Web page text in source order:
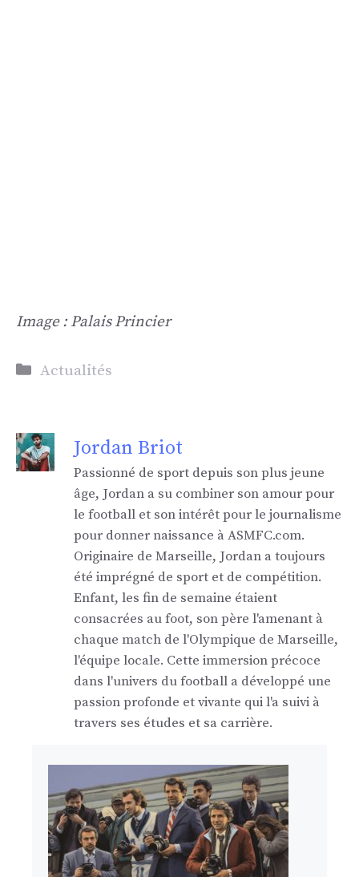
Image : Palais Princier
Catégories
Actualités
Jordan Briot
Passionné de sport depuis son plus jeune
âge, Jordan a su combiner son amour pour
le football et son intérêt pour le journalisme
pour donner naissance à ASMFC.com.
Originaire de Marseille, Jordan a toujours
été imprégné de sport et de compétition.
Enfant, les fin de semaine étaient
consacrées au foot, son père l'amenant à
chaque match de l'Olympique de Marseille,
l'équipe locale. Cette immersion précoce
dans l'univers du football a développé une
passion profonde et vivante qui l'a suivi à
travers ses études et sa carrière.